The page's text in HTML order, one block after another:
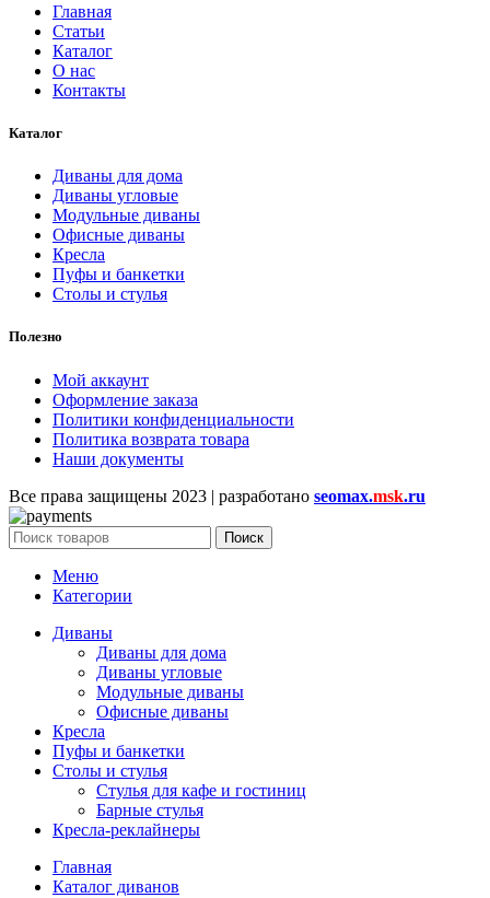
Главная
Статьи
Каталог
О нас
Контакты
Каталог
Диваны для дома
Диваны угловые
Модульные диваны
Офисные диваны
Кресла
Пуфы и банкетки
Столы и стулья
Полезно
Мой аккаунт
Оформление заказа
Политики конфиденциальности
Политика возврата товара
Наши документы
Все права защищены 2023 | разработано seomax.msk.ru
Поиск
Меню
Категории
Диваны
Диваны для дома
Диваны угловые
Модульные диваны
Офисные диваны
Кресла
Пуфы и банкетки
Столы и стулья
Стулья для кафе и гостиниц
Барные стулья
Кресла-реклайнеры
Главная
Каталог диванов